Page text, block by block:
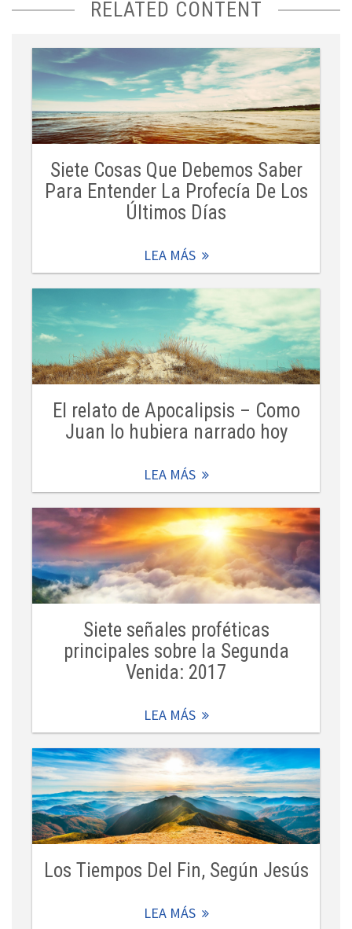
RELATED CONTENT
Siete Cosas Que Debemos Saber
Para Entender La Profecía De Los
Últimos Días
LEA MÁS
El relato de Apocalipsis – Como
Juan lo hubiera narrado hoy
LEA MÁS
Siete señales proféticas
principales sobre la Segunda
Venida: 2017
LEA MÁS
Los Tiempos Del Fin, Según Jesús
LEA MÁS